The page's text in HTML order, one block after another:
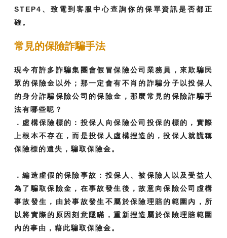
STEP4、致電到客服中心查詢你的保單資訊是否都正
確。
常見的保險詐騙手法
現今有許多詐騙集團會假冒保險公司業務員，來欺騙民
眾的保險金以外；那一定會有不肖的詐騙分子以投保人
的身分詐騙保險公司的保險金，那麼常見的保險詐騙手
法有哪些呢？
．虛構保險標的：投保人向保險公司投保的標的，實際
上根本不存在，而是投保人虛構捏造的，投保人就謊稱
保險標的遺失，騙取保險金。
．編造虛假的保險事故：投保人、被保險人以及受益人
為了騙取保險金，在事故發生後，故意向保險公司虛構
事故發生，由於事故發生不屬於保險理賠的範圍內，所
以將實際的原因刻意隱瞞，重新捏造屬於保險理賠範圍
內的事由，藉此騙取保險金。